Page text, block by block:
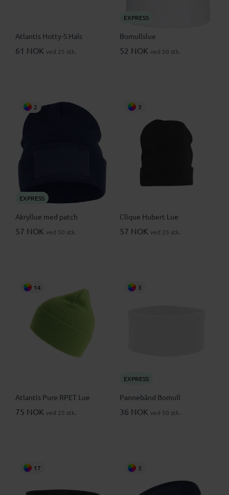
Atlantis Hotty-S Hals
61 NOK ved 25 stk.
EXPRESS
Bomullslue
52 NOK ved 50 stk.
2
EXPRESS
Akryllue med patch
57 NOK ved 50 stk.
3
Clique Hubert Lue
57 NOK ved 25 stk.
14
Atlantis Pure RPET Lue
75 NOK ved 25 stk.
3
EXPRESS
Pannebånd Bomull
36 NOK ved 50 stk.
17 3